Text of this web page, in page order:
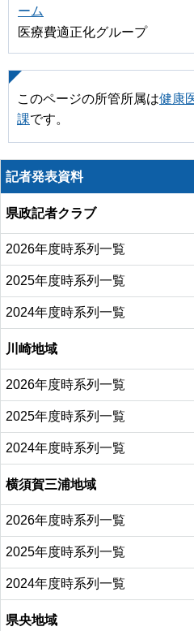
ーム
医療費適正化グループ
このページの所管所属は健康
課です。
記者発表資料
県政記者クラブ
2026年度時系列一覧
2025年度時系列一覧
2024年度時系列一覧
川崎地域
2026年度時系列一覧
2025年度時系列一覧
2024年度時系列一覧
横須賀三浦地域
2026年度時系列一覧
2025年度時系列一覧
2024年度時系列一覧
県央地域